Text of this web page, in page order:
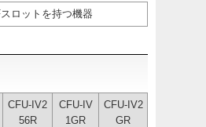
ロットを持つ機器
CFU-IV2
56R
CFU-IV
1GR
CFU-IV2
GR